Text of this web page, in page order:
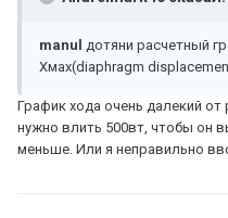
manul дотяни расчетный
Хмах(diaphragm
График хода очень далекий
нужно влить 500вт, чтобы он
меньше. Или я неправильно